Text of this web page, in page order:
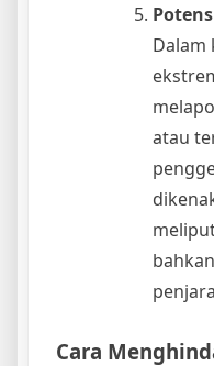
Dalam
atau
Cara